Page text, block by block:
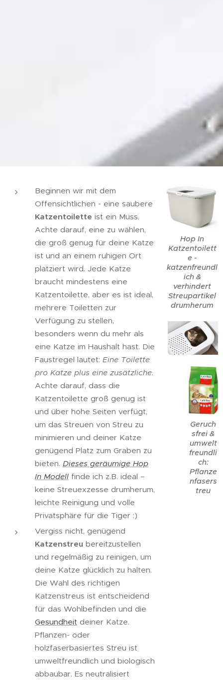
Hop In
Katzentoilett
e -
katzenfreundl
ich &
verhindert
Streupartikel
drumherum
Geruch
sfrei &
umwelt
freundli
ch:
Pflanze
nfasers
treu
Beginnen wir mit dem
Offensichtlichen - eine saubere
Katzentoilette ist ein Muss.
Achte darauf, eine zu wählen,
die groß genug für deine Katze
ist und an einem ruhigen Ort
platziert wird. Jede Katze
braucht mindestens eine
Katzentoilette, aber es ist ideal,
mehrere Toiletten zur
Verfügung zu stellen,
besonders wenn du mehr als
eine Katze im Haushalt hast. Die
Faustregel lautet: Eine Toilette
pro Katze plus eine zusätzliche.
Achte darauf, dass die
Katzentoilette groß genug ist
und über hohe Seiten verfügt,
um das Streuen von Streu zu
minimieren und deiner Katze
genügend Platz zum Graben zu
bieten. Dieses geräumige Hop
In Modell finde ich z.B. ideal –
keine Streuexzesse drumherum,
leichte Reinigung und volle
Privatsphäre für die Tiger :)
Vergiss nicht, genügend
Katzenstreu bereitzustellen
und regelmäßig zu reinigen, um
deine Katze glücklich zu halten.
Die Wahl des richtigen
Katzenstreus ist entscheidend
für das Wohlbefinden und die
Gesundheit deiner Katze.
Pflanzen- oder
holzfaserbasiertes Streu ist
umweltfreundlich und biologisch
abbaubar. Es neutralisiert